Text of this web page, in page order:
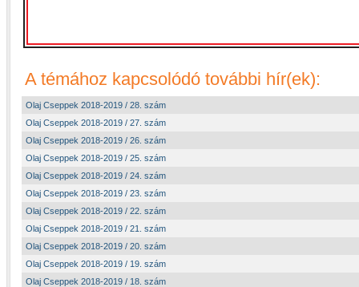
A témához kapcsolódó további hír(ek):
Olaj Cseppek 2018-2019 / 28. szám
Olaj Cseppek 2018-2019 / 27. szám
Olaj Cseppek 2018-2019 / 26. szám
Olaj Cseppek 2018-2019 / 25. szám
Olaj Cseppek 2018-2019 / 24. szám
Olaj Cseppek 2018-2019 / 23. szám
Olaj Cseppek 2018-2019 / 22. szám
Olaj Cseppek 2018-2019 / 21. szám
Olaj Cseppek 2018-2019 / 20. szám
Olaj Cseppek 2018-2019 / 19. szám
Olaj Cseppek 2018-2019 / 18. szám